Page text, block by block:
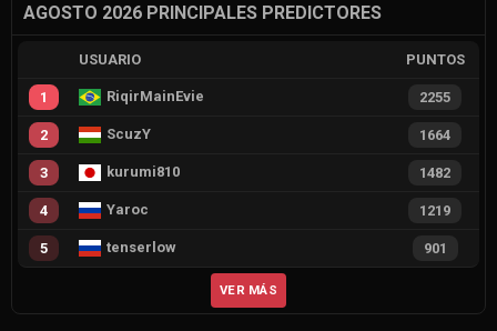
AGOSTO 2026 PRINCIPALES PREDICTORES
USUARIO PUNTOS
1 RiqirMainEvie 2255
2 ScuzY 1664
3 kurumi810 1482
4 Yaroc 1219
5 tenserlow 901
VER MÁS